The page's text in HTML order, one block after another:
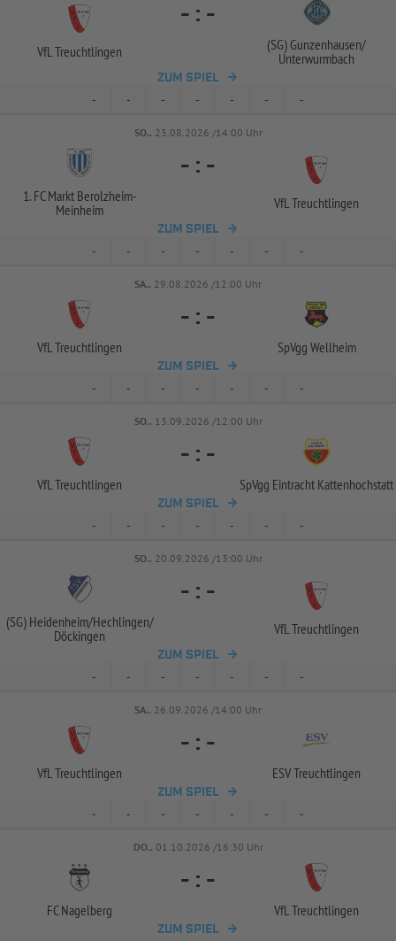
VfL Treuchtlingen
- : -
(SG) Gunzenhausen/
Unterwurmbach
ZUM SPIEL
- - - - - - -
SO.. 23.08.2026 /14:00 Uhr
1. FC Markt Berolzheim-
Meinheim
- : -
VfL Treuchtlingen
ZUM SPIEL
- - - - - - -
SA.. 29.08.2026 /12:00 Uhr
VfL Treuchtlingen
- : -
SpVgg Wellheim
ZUM SPIEL
- - - - - - -
SO.. 13.09.2026 /12:00 Uhr
VfL Treuchtlingen
- : -
SpVgg Eintracht Kattenhochstatt
ZUM SPIEL
- - - - - - -
SO.. 20.09.2026 /13:00 Uhr
(SG) Heidenheim/Hechlingen/
Döckingen
- : -
VfL Treuchtlingen
ZUM SPIEL
- - - - - - -
SA.. 26.09.2026 /14:00 Uhr
VfL Treuchtlingen
- : -
ESV Treuchtlingen
ZUM SPIEL
- - - - - - -
DO.. 01.10.2026 /16:30 Uhr
FC Nagelberg
- : -
VfL Treuchtlingen
ZUM SPIEL